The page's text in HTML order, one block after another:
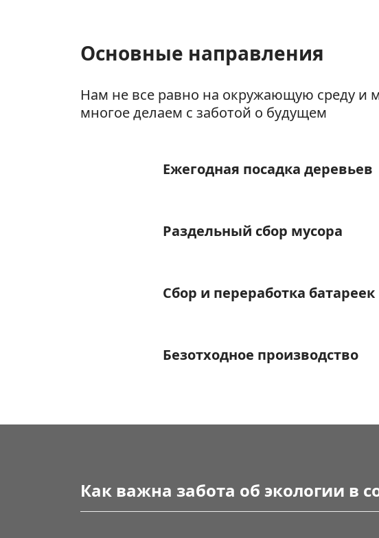
Основные направления
Нам не все равно на окружающую среду и
многое делаем с заботой о будущем
Ежегодная посадка деревьев
Раздельный сбор мусора
Сбор и переработка батареек
Безотходное производство
Как важна забота об экологии в